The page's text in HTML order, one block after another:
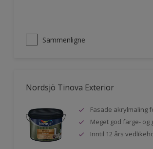
Sammenligne
Nordsjö Tinova Exterior
Fasade akrylmaling
Meget god farge- og
Inntil 12 års